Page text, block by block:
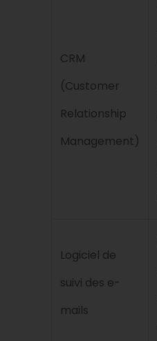
CRM
(Customer
Relationship
Management)
Logiciel de
suivi des e-
mails